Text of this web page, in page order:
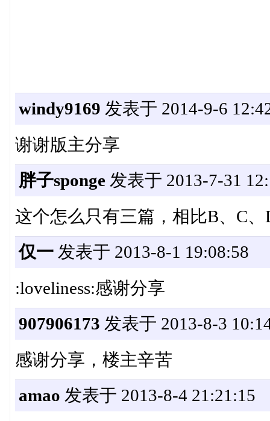
windy9169 发表于 2014-9-6
谢谢版主分享
胖子sponge发表于 2013-7-31
这个怎么只有三篇，相比B、C
仅一发表于 2013-8-1 19:08:58
:loveliness:感谢分享
907906173 发表于 2013-8-3
感谢分享，楼主辛苦
amao 发表于 2013-8-4 21:21:15